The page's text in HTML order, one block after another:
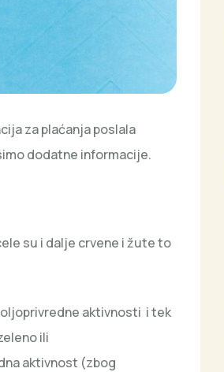
za plaćanja poslala
dodatne informacije.
su i dalje crvene i žute to
aktivnosti i tek
ili
aktivnost (zbog